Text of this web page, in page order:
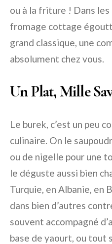
ou à la friture ! Dans les
fromage cottage
grand classique, une
absolument chez vous.
Un Plat, Mille
Le burek, c’est un peu
culinaire. On le
ou de nigelle pour une
le déguste aussi bien
Turquie, en Albanie, en
dans bien d’autres
souvent accompagné
base de yaourt, ou tout